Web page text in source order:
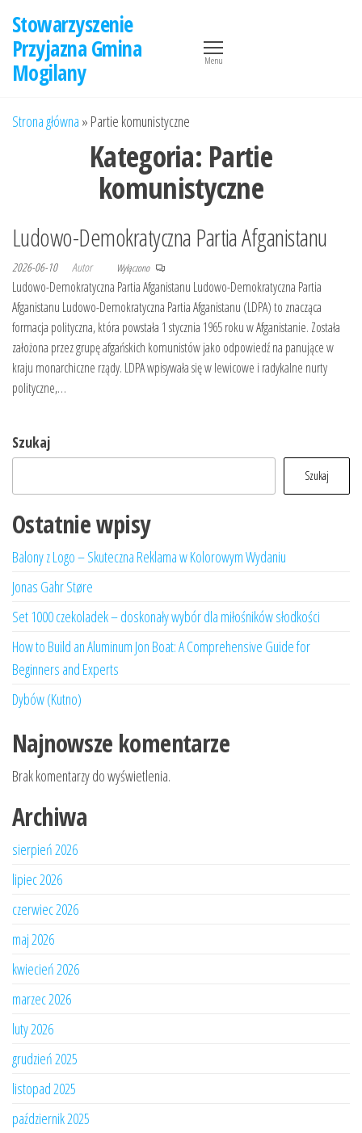
treści
Stowarzyszenie
Przyjazna Gmina
Mogilany
Menu
Strona główna » Partie komunistyczne
Kategoria: Partie
komunistyczne
Ludowo-Demokratyczna Partia Afganistanu
2026-06-10 Autor Wyłączono
Ludowo-Demokratyczna Partia Afganistanu Ludowo-Demokratyczna Partia
Afganistanu Ludowo-Demokratyczna Partia Afganistanu (LDPA) to znacząca
formacja polityczna, która powstała 1 stycznia 1965 roku w Afganistanie. Została
założona przez grupę afgańskich komunistów jako odpowiedź na panujące w
kraju monarchiczne rządy. LDPA wpisywała się w lewicowe i radykalne nurty
polityczne,…
Szukaj
Szukaj
Ostatnie wpisy
Balony z Logo – Skuteczna Reklama w Kolorowym Wydaniu
Jonas Gahr Støre
Set 1000 czekoladek – doskonały wybór dla miłośników słodkości
How to Build an Aluminum Jon Boat: A Comprehensive Guide for
Beginners and Experts
Dybów (Kutno)
Najnowsze komentarze
Brak komentarzy do wyświetlenia.
Archiwa
sierpień 2026
lipiec 2026
czerwiec 2026
maj 2026
kwiecień 2026
marzec 2026
luty 2026
grudzień 2025
listopad 2025
październik 2025